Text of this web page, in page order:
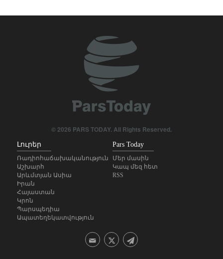
Մշակույթը՝ որպես ժողովուրդներին կապող կամուրջ
Գալյանը՝ Հաջիևի հայտարարության մասին
Մեկնաբանություն- ինչո՞ւ ԱՄՆ-ում սիոնիստական
լոբբին այլևս նախկինի ազդեցությունը չունի
Իրանը և Օմանը համաձայնության են գալիս
Հորմուզի հարցում, սակայն ոչ Դոնալդ Թրամփի
տեղում. Սիսիանում կանցկացվի «Նավասարդ»
փառատոնը
Թուրքական ընկերությունը ռազմաօդային
գործողությունների կառավարման համակարգ է
փոխանցել Ադրբեջանին
© 2026 PARS TODAY. All Rights Reserved.
Լուրեր
Ռադիոհաճախականություն
Աշխարհ
Արևմտյան Ասիա
Իրան
Հայաստան
Կրոն
Պարսպեդիա
Ապատեղեկատվություն
Pars Today
Մեր մասին
Կապ մեզ հետ
RSS